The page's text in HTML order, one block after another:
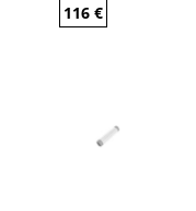
116 €